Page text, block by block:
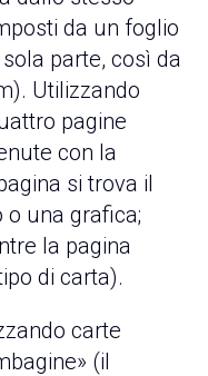
da un foglio
parte, così da
Utilizzando
pagine
con la
si trova il
una grafica;
la pagina
di carta).
carte
(il